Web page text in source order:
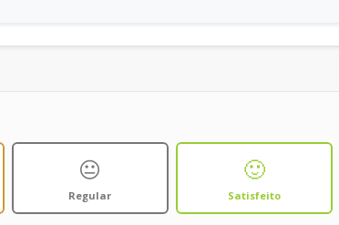
😐
Regular
🙂
Satisfeito